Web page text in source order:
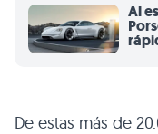
Al
De estas más de